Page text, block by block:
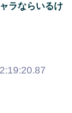
ラならいるけ